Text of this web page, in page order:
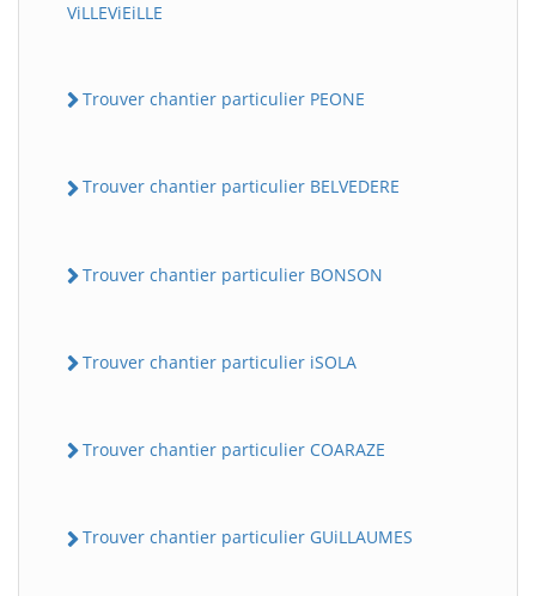
ViLLEViEiLLE
Trouver chantier particulier PEONE
Trouver chantier particulier BELVEDERE
Trouver chantier particulier BONSON
Trouver chantier particulier iSOLA
Trouver chantier particulier COARAZE
Trouver chantier particulier GUiLLAUMES